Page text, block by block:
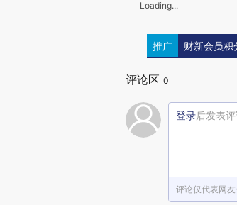
Loading...
推广 财新会员积
评论区 0
登录后发表
评论仅代表网